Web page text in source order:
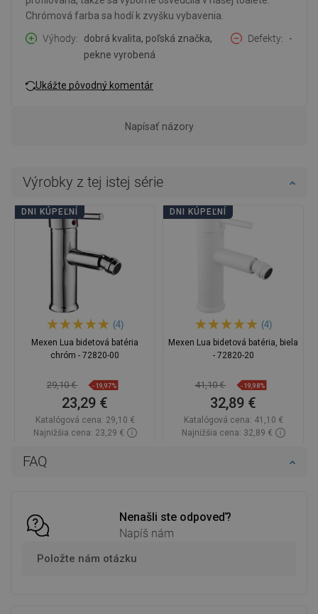
FAQ
Nenašli ste odpoveď?
Napíš nám
Položte nám otázku
Chrómová farba sa hodí k zvyšku vybavenia.
Výhody
dobrá kvalita, poľská značka,
pekne vyrobená
Defekty -
Ukážte pôvodný komentár
Napísať názory
Výrobky z tej istej série
DNI KÚPEĽNÍ
(4)
Mexen Lua bidetová batéria
chróm - 72820-00
29,10 € -19,97%
23,29 €
Katalógová cena: 29,10 €
Najnižšia cena: 23,29 €
DNI KÚPEĽNÍ
(4)
Mexen Lua bidetová batéria, biela
- 72820-20
41,10 € -19,98%
32,89 €
Katalógová cena: 41,10 €
Najnižšia cena: 32,89 €